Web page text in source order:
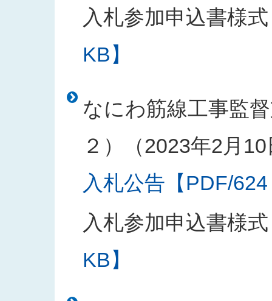
入札参加申込書様式
KB】
なにわ筋線工事監
２）（2023年2月
入札公告【PDF/
入札参加申込書様式
KB】